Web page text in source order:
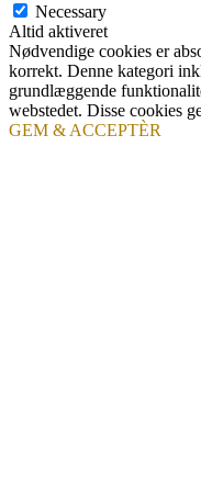
Necessary
Altid aktiveret
Nødvendige cookies er
korrekt. Denne kategori
grundlæggende
webstedet. Disse cookies
GEM & ACCEPTÈR